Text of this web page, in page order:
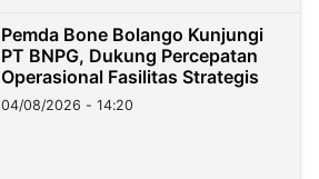
Pemda Bone Bolango Kunjungi
PT BNPG, Dukung Percepatan
Operasional Fasilitas Strategis
04/08/2026 - 14:20